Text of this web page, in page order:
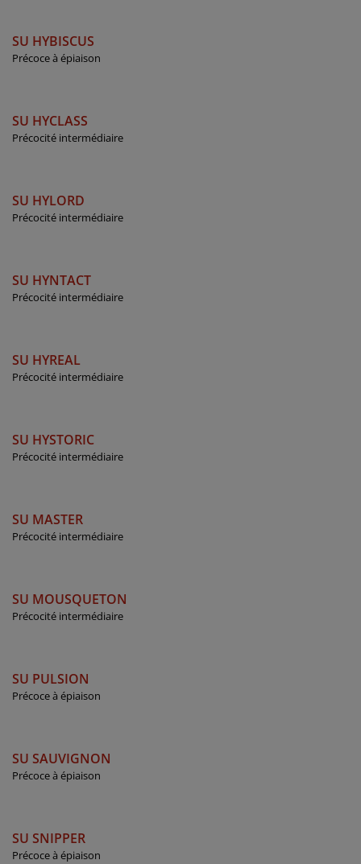
SU HYBISCUS
Précoce à épiaison
SU HYCLASS
Précocité intermédiaire
SU HYLORD
Précocité intermédiaire
SU HYNTACT
Précocité intermédiaire
SU HYREAL
Précocité intermédiaire
SU HYSTORIC
Précocité intermédiaire
SU MASTER
Précocité intermédiaire
SU MOUSQUETON
Précocité intermédiaire
SU PULSION
Précoce à épiaison
SU SAUVIGNON
Précoce à épiaison
SU SNIPPER
Précoce à épiaison